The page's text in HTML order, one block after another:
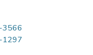
3566
1297